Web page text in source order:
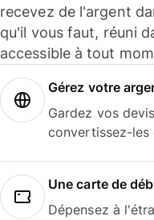
recevez de l'argent
qu'il vous faut, réuni
accessible à tout
Gérez votre
Gardez vos
convertissez-les
Une carte de
Dépensez à